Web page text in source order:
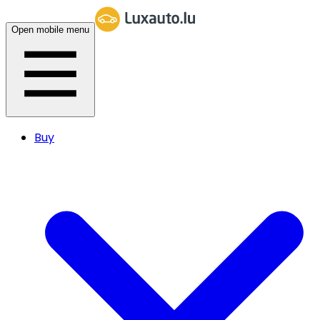
Open mobile menu
Buy